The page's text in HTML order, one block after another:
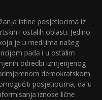
istine posjetiocima iz
i ostalih oblasti. Jedino
je u medijima našeg
pada i u ostalim
odredbi izmjenjenog
demokratskom
posjetiocima, da u
iznose lične